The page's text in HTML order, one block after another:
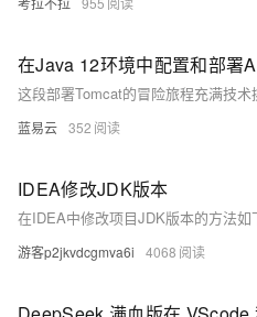
在Java 12环境中配置和部署
蓝易云 352
IDEA修改JDK版本
游客p2jkvdcgmva6i 4068